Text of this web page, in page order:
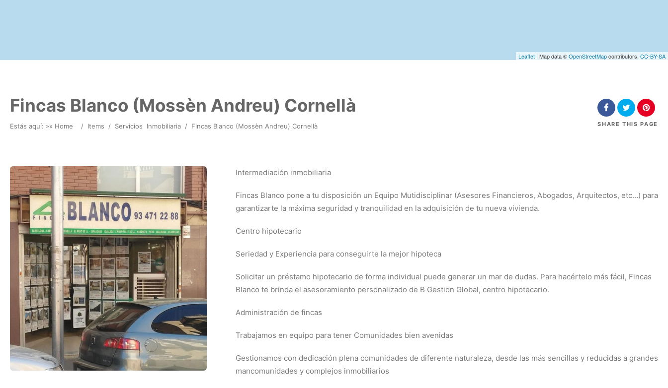
Leaflet | Map data ©OpenStreetMapcontributors, CC-BY-SA
Fincas Blanco (Mossèn Andreu) Cornellà
Estás aquí: »» Home / Items / Servicios Inmobiliaria / Fincas Blanco (Mossèn Andreu) Cornellà SHARE THIS PAGE
Intermediación inmobiliaria
Fincas Blanco pone a tu disposición un Equipo Mutidisciplinar (Asesores Financieros, Abogados, Arquitectos, etc…) para
garantizarte la máxima seguridad y tranquilidad en la adquisición de tu nueva vivienda.
Centro hipotecario
Seriedad y Experiencia para conseguirte la mejor hipoteca
Solicitar un préstamo hipotecario de forma individual puede generar un mar de dudas. Para hacértelo más fácil, Fincas
Blanco te brinda el asesoramiento personalizado de B Gestion Global, centro hipotecario.
Administración de fincas
Trabajamos en equipo para tener Comunidades bien avenidas
Gestionamos con dedicación plena comunidades de diferente naturaleza, desde las más sencillas y reducidas a grandes
mancomunidades y complejos inmobiliarios